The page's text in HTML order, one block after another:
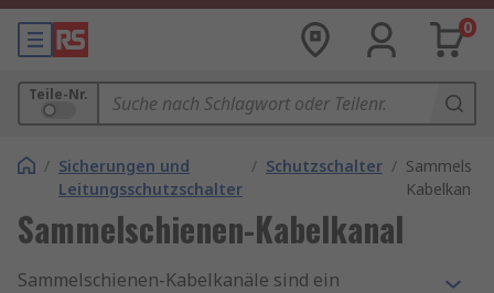
0
Teile-Nr.
/ Sicherungen und
Leitungsschutzschalter
/ Schutzschalter /
Kabelkanal
Sammelschienen-Kabelkanal
Sammelschienen-Kabelkanäle sind ein